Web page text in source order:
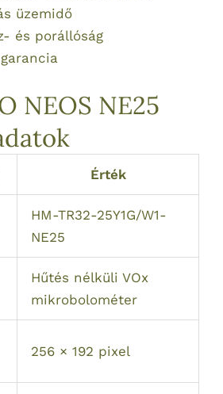
üzemidő
és porállóság
NEOS NE25
Érték
HM-TR32-25Y1G/W1-
NE25
Hűtés nélküli VOx
mikrobolométer
256 × 192 pixel